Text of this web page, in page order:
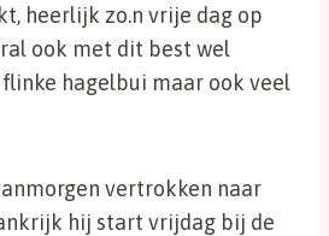
heerlijk zo.n vrije dag op
ook met dit best wel
flinke hagelbui maar ook veel
vertrokken naar
hij start vrijdag bij de